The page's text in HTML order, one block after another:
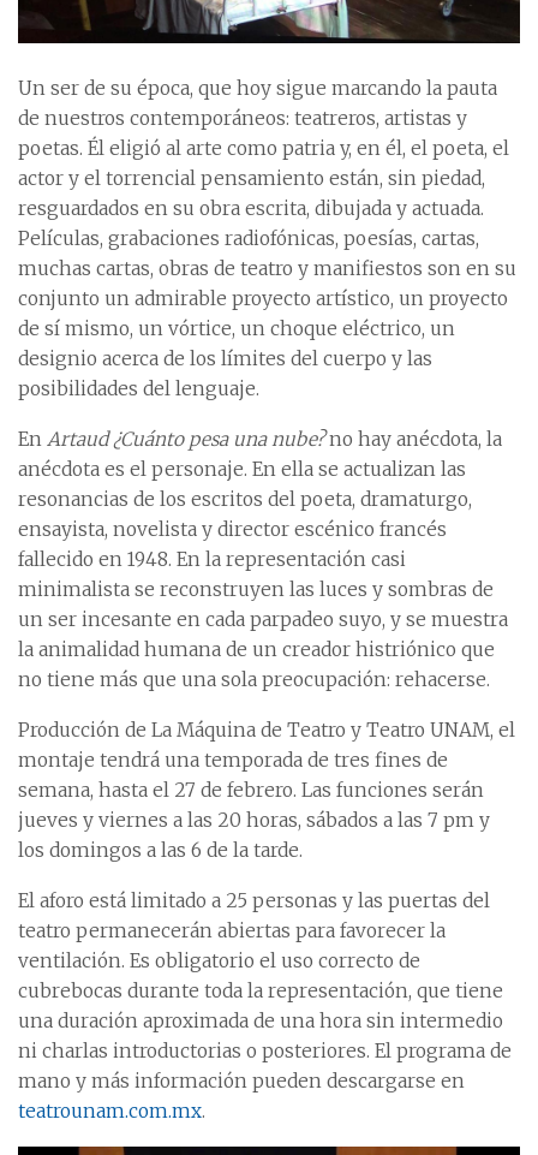
Un ser de su época, que hoy sigue marcando la pauta
de nuestros contemporáneos: teatreros, artistas y
poetas. Él eligió al arte como patria y, en él, el poeta, el
actor y el torrencial pensamiento están, sin piedad,
resguardados en su obra escrita, dibujada y actuada.
Películas, grabaciones radiofónicas, poesías, cartas,
muchas cartas, obras de teatro y manifiestos son en su
conjunto un admirable proyecto artístico, un proyecto
de sí mismo, un vórtice, un choque eléctrico, un
designio acerca de los límites del cuerpo y las
posibilidades del lenguaje.
En Artaud ¿Cuánto pesa una nube?no hay anécdota, la
anécdota es el personaje. En ella se actualizan las
resonancias de los escritos del poeta, dramaturgo,
ensayista, novelista y director escénico francés
fallecido en 1948. En la representación casi
minimalista se reconstruyen las luces y sombras de
un ser incesante en cada parpadeo suyo, y se muestra
la animalidad humana de un creador histriónico que
no tiene más que una sola preocupación: rehacerse.
Producción de La Máquina de Teatro y Teatro UNAM, el
montaje tendrá una temporada de tres fines de
semana, hasta el 27 de febrero. Las funciones serán
jueves y viernes a las 20 horas, sábados a las 7 pm y
los domingos a las 6 de la tarde.
El aforo está limitado a 25 personas y las puertas del
teatro permanecerán abiertas para favorecer la
ventilación. Es obligatorio el uso correcto de
cubrebocas durante toda la representación, que tiene
una duración aproximada de una hora sin intermedio
ni charlas introductorias o posteriores. El programa de
mano y más información pueden descargarse en
teatrounam.com.mx.